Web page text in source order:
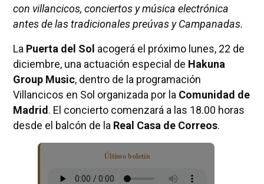
con villancicos, conciertos y música electrónica
antes de las tradicionales preúvas y Campanadas.
La Puerta del Sol acogerá el próximo lunes, 22 de
diciembre, una actuación especial de Hakuna
Group Music, dentro de la programación
Villancicos en Sol organizada por la Comunidad de
Madrid. El concierto comenzará a las 18.00 horas
desde el balcón de la Real Casa de Correos.
Último boletín